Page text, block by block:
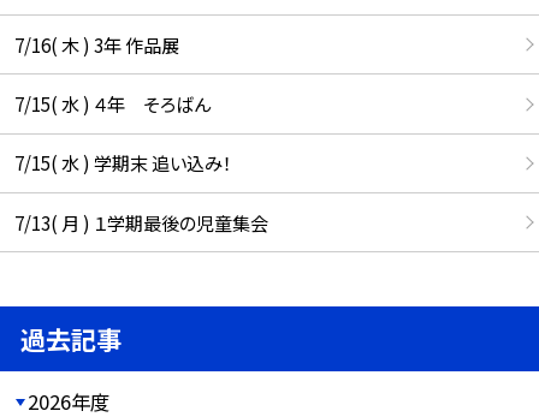
7/16( 木 ) 3年 作品展
7/15( 水 ) ４年 そろばん
7/15( 水 ) 学期末 追い込み！
7/13( 月 ) １学期最後の児童集会
過去記事
2026年度